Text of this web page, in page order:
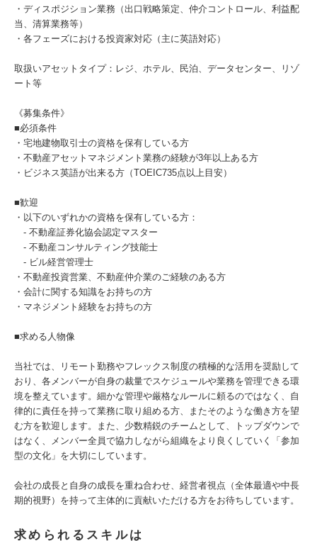
・ディスポジション業務（出口戦略策定、仲介コントロール、利益配
当、清算業務等）
・各フェーズにおける投資家対応（主に英語対応）
取扱いアセットタイプ：レジ、ホテル、民泊、データセンター、リゾ
ート等
《募集条件》
■必須条件
・宅地建物取引士の資格を保有している方
・不動産アセットマネジメント業務の経験が3年以上ある方
・ビジネス英語が出来る方（TOEIC735点以上目安）
■歓迎
・以下のいずれかの資格を保有している方：
‐ 不動産証券化協会認定マスター
‐ 不動産コンサルティング技能士
‐ ビル経営管理士
・不動産投資営業、不動産仲介業のご経験のある方
・会計に関する知識をお持ちの方
・マネジメント経験をお持ちの方
■求める人物像
当社では、リモート勤務やフレックス制度の積極的な活用を奨励して
おり、各メンバーが自身の裁量でスケジュールや業務を管理できる環
境を整えています。細かな管理や厳格なルールに頼るのではなく、自
律的に責任を持って業務に取り組める方、またそのような働き方を望
む方を歓迎します。また、少数精鋭のチームとして、トップダウンで
はなく、メンバー全員で協力しながら組織をより良くしていく「参加
型の文化」を大切にしています。
会社の成長と自身の成長を重ね合わせ、経営者視点（全体最適や中長
期的視野）を持って主体的に貢献いただける方をお待ちしています。
求められるスキルは